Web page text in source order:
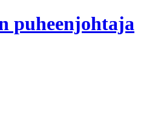
puheenjohtaja